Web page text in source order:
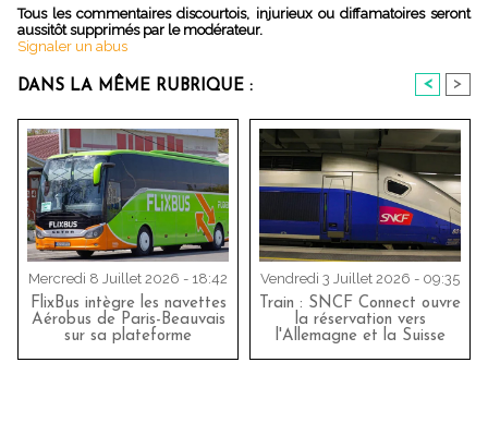
Tous les commentaires discourtois, injurieux ou diffamatoires seront
aussitôt supprimés par le modérateur.
Signaler un abus
DANS LA MÊME RUBRIQUE : < >
Mercredi 8 Juillet 2026 - 18:42
FlixBus intègre les navettes
Aérobus de Paris-Beauvais
sur sa plateforme
Vendredi 3 Juillet 2026 - 09:35
Train : SNCF Connect ouvre
la réservation vers
l'Allemagne et la Suisse